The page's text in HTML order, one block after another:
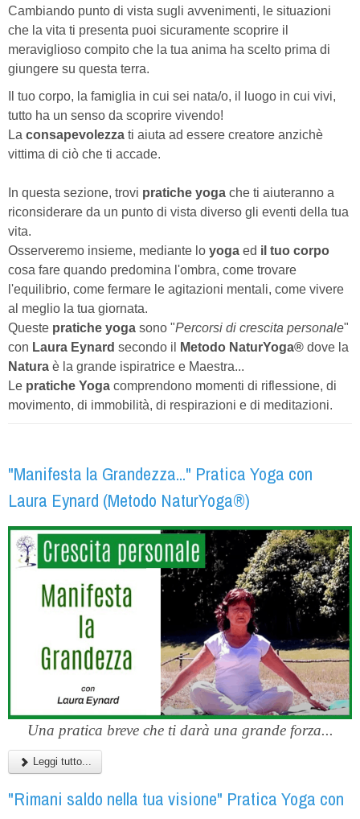
Cambiando punto di vista sugli avvenimenti, le situazioni
che la vita ti presenta puoi sicuramente scoprire il
meraviglioso compito che la tua anima ha scelto prima di
giungere su questa terra.
Il tuo corpo, la famiglia in cui sei nata/o, il luogo in cui vivi,
tutto ha un senso da scoprire vivendo!
La consapevolezza ti aiuta ad essere creatore anzichè
vittima di ciò che ti accade.
In questa sezione, trovi pratiche yoga che ti aiuteranno a
riconsiderare da un punto di vista diverso gli eventi della tua
vita.
Osserveremo insieme, mediante lo yoga ed il tuo corpo
cosa fare quando predomina l'ombra, come trovare
l'equilibrio, come fermare le agitazioni mentali, come vivere
al meglio la tua giornata.
Queste pratiche yoga sono "Percorsi di crescita personale"
con Laura Eynard secondo il Metodo NaturYoga® dove la
Natura è la grande ispiratrice e Maestra...
Le pratiche Yoga comprendono momenti di riflessione, di
movimento, di immobilità, di respirazioni e di meditazioni.
"Manifesta la Grandezza..." Pratica Yoga con
Laura Eynard (Metodo NaturYoga®)
Una pratica breve che ti darà una grande forza...
Leggi tutto...
"Rimani saldo nella tua visione" Pratica Yoga con